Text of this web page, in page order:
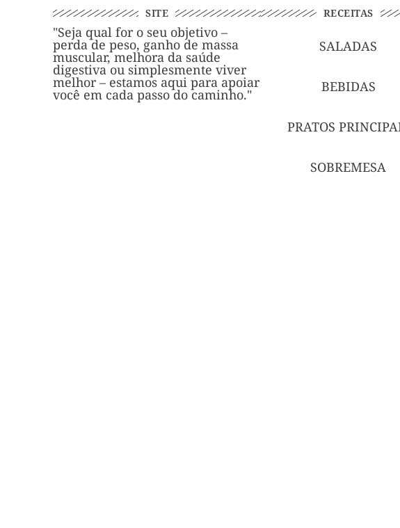
SITE
"Seja qual for o seu objetivo –
perda de peso, ganho de massa
muscular, melhora da saúde
digestiva ou simplesmente viver
melhor – estamos aqui para apoiar
você em cada passo do caminho."
RECEITAS
SALADAS
BEBIDAS
PRATOS
SOBREMESA